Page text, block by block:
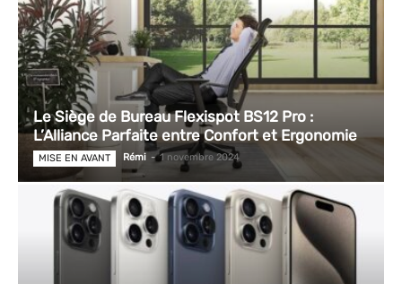
Le Siège de Bureau Flexispot BS12 Pro :
L’Alliance Parfaite entre Confort et Ergonomie
MISE EN AVANT Rémi - 1 novembre 2024